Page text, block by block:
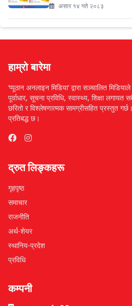
असार १४ गते २०८३
हाम्रो बारेमा
‘प्यूठान अनलाइन मिडिया’ द्वारा सञ्चालित
पूर्वाधार, सूचना प्रविधि, स्वास्थ्य, शिक्षा
छरितो र विश्लेषणात्मक सामग्रीसहित प्रस्तुत
प्रतिबद्ध छ।
द्रुत लिङ्कहरू
गृहपृष्ठ
समाचार
राजनीति
अर्थ-शेयर
स्थानिय-प्रदेश
प्रविधि
कम्पनी